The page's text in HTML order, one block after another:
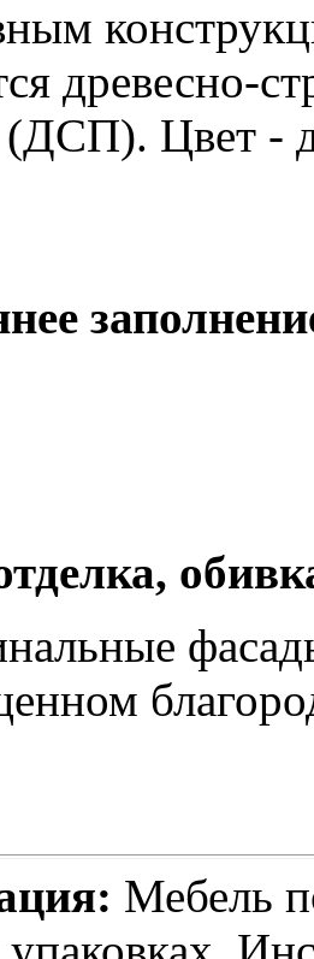
древесно-
(ДСП). Цвет -
Мебель